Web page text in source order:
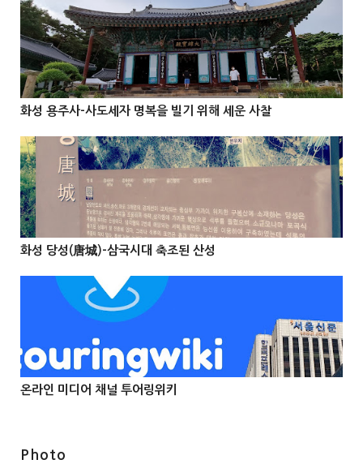
 

화성 용주사-사도세자 명복을 빌기 위해 세운 사찰
 

@Info
화성 당성(唐城)-삼국시대 축조된 산성
 

@Info
온라인 미디어 채널 투어링위키
Photo